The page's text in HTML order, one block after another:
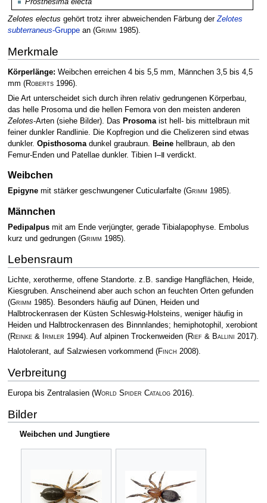
Zelotes electus gehört trotz ihrer abweichenden Färbung derZelotes
subterraneus-Gruppean (Grimm 1985).
Merkmale
Körperlänge: Weibchen erreichen 4 bis 5,5 mm, Männchen 3,5 bis 4,5
mm (Roberts1996).
Die Art unterscheidet sich durch ihren relativ gedrungenen Körperbau,
das helle Prosoma und die hellen Femora von den meisten anderen
Zelotes-Arten (siehe Bilder). Das Prosomaist hell- bis mittelbraun mit
feiner dunkler Randlinie. Die Kopfregion und die Chelizeren sind etwas
dunkler. Opisthosomadunkel graubraun. Beinehellbraun, ab den
Femur-Enden und Patellae dunkler. Tibien Ⅰ–Ⅱ verdickt.
Weibchen
Epigynemit stärker geschwungener Cuticularfalte (Grimm 1985).
Männchen
Pedipalpusmit am Ende verjüngter, gerade Tibialapophyse. Embolus
kurz und gedrungen (Grimm 1985).
Lebensraum
Lichte, xerotherme, offene Standorte. z.B. sandige Hangflächen, Heide,
Kiesgruben. Anscheinend aber auch schon an feuchten Orten gefunden
(Grimm 1985). Besonders häufig auf Dünen, Heiden und
Halbtrockenrasen der Küsten Schleswig-Holsteins, weniger häufig in
Heiden und Halbtrockenrasen des Binnnlandes; hemiphotophil, xerobiont
(Reinke & Irmler 1994). Auf alpinen Trockenweiden (Rief & Ballini 2017).
Halotolerant, auf Salzwiesen vorkommend (Finch 2008).
Verbreitung
Europa bis Zentralasien (World Spider Catalog2016).
Bilder
Weibchen und Jungtiere